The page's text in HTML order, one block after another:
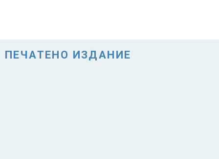
ПЕЧАТЕНО ИЗДАНИЕ